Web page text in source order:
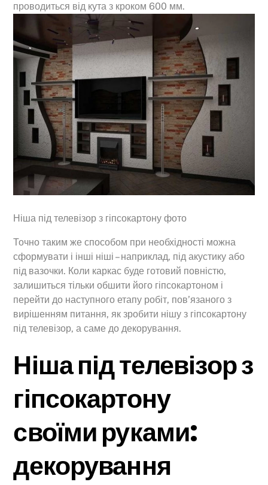
проводиться від кута з кроком 600 мм.
Ніша під телевізор з гіпсокартону фото
Точно таким же способом при необхідності можна
сформувати і інші ніші – наприклад, під акустику або
під вазочки. Коли каркас буде готовий повністю,
залишиться тільки обшити його гіпсокартоном і
перейти до наступного етапу робіт, пов’язаного з
вирішенням питання, як зробити нішу з гіпсокартону
під телевізор, а саме до декорування.
Ніша під телевізор з
гіпсокартону
своїми руками:
декорування